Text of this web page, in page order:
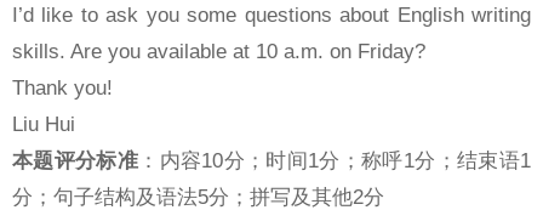
I’d like to ask you some questions about English writing
skills. Are you available at 10 a.m. on Friday?
Thank you!
Liu Hui
本题评分标准 ：内容10分；时间1分；称呼1分；结束语1
分；句子结构及语法5分；拼写及其他2分